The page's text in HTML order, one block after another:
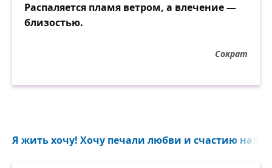
Распаляется пламя ветром, а влечение —
близостью.
Сократ
Я жить хочу! Хочу печали любви и счастию